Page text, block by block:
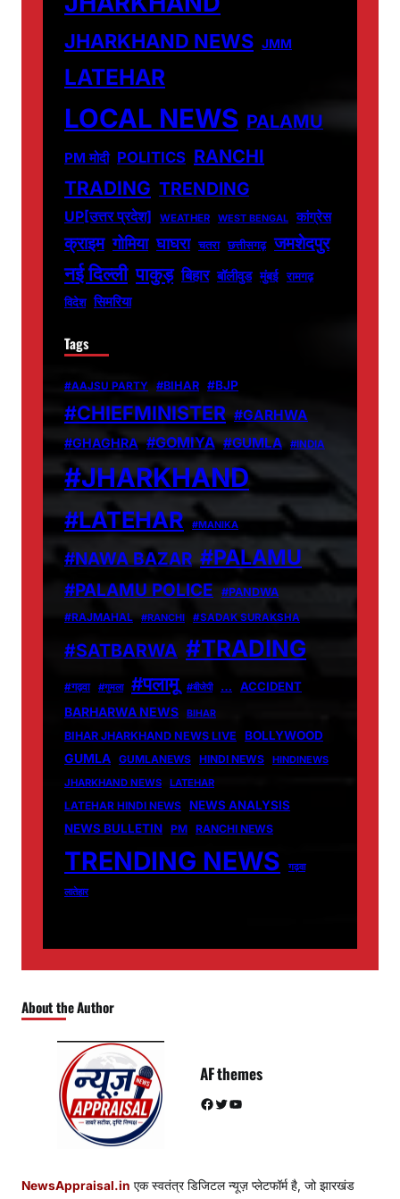
JHARKHAND NEWS JMM
LATEHAR
LOCAL NEWS PALAMU
PM मोदी POLITICS RANCHI
TRADING TRENDING
UP[उत्तर प्रदेश] WEATHER WEST BENGAL कांग्रेस
क्राइम गोमिया घाघरा चतरा छत्तीसगढ़ जमशेदपुर
नई दिल्ली पाकुड़ बिहार बॉलीवुड मुंबई रामगढ़
विदेश सिमरिया
Tags
#AAJSU PARTY #BIHAR #BJP
#CHIEFMINISTER #GARHWA
#GHAGHRA #GOMIYA #GUMLA #INDIA
#JHARKHAND
#LATEHAR #MANIKA
#NAWA BAZAR #PALAMU
#PALAMU POLICE
#PANDWA
#RAJMAHAL
#RANCHI #SADAK SURAKSHA
#SATBARWA #TRADING
#गढ़वा #गुमला #पलामू #बीजेपी … ACCIDENT
BARHARWA NEWS BIHAR
BIHAR JHARKHAND NEWS LIVE BOLLYWOOD
GUMLA GUMLANEWS HINDI NEWS
HINDINEWS
JHARKHAND NEWS
LATEHAR
LATEHAR HINDI NEWS
NEWS ANALYSIS
NEWS BULLETIN PM RANCHI NEWS
TRENDING NEWS
गढ़वा
लातेहार
About the Author
AF themes
Facebook Twitter YouTube
NewsAppraisal.in एक स्वतंत्र डिजिटल न्यूज़ प्लेटफॉर्म है, जो झारखंड